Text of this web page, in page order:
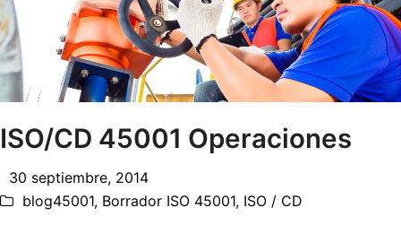
ISO/CD 45001 Operaciones
30 septiembre, 2014
blog45001, Borrador ISO 45001, ISO / CD